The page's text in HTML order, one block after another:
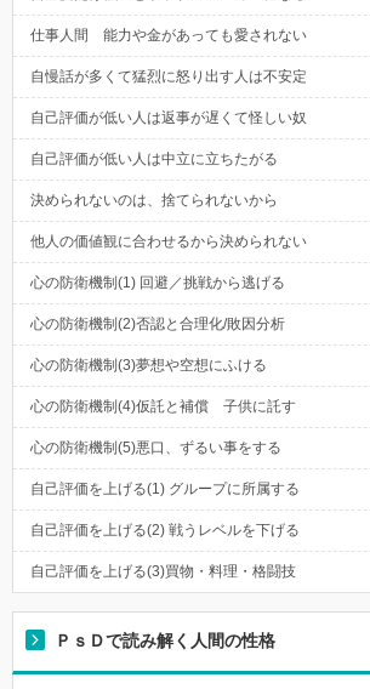
仕事人間 能力や金があっても愛されない
自慢話が多くて猛烈に怒り出す人は不安定
自己評価が低い人は返事が遅くて怪しい奴
自己評価が低い人は中立に立ちたがる
決められないのは、捨てられないから
他人の価値観に合わせるから決められない
心の防衛機制(1) 回避／挑戦から逃げる
心の防衛機制(2)否認と合理化/敗因分析
心の防衛機制(3)夢想や空想にふける
心の防衛機制(4)仮託と補償 子供に託す
心の防衛機制(5)悪口、ずるい事をする
自己評価を上げる(1) グループに所属する
自己評価を上げる(2) 戦うレベルを下げる
自己評価を上げる(3)買物・料理・格闘技
ＰｓＤで読み解く人間の性格